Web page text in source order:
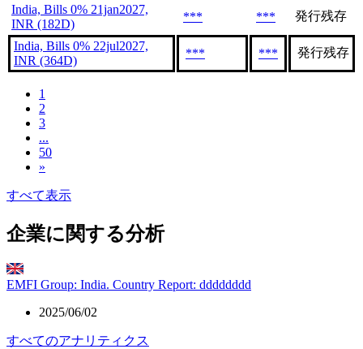
India, Bills 0% 21jan2027,
INR (182D)
*** *** 発行残存
India, Bills 0% 22jul2027,
INR (364D)
*** *** 発行残存
1
2
3
...
50
»
すべて表示
企業に関する分析
EMFI Group: India. Country Report: dddddddd
2025/06/02
すべてのアナリティクス